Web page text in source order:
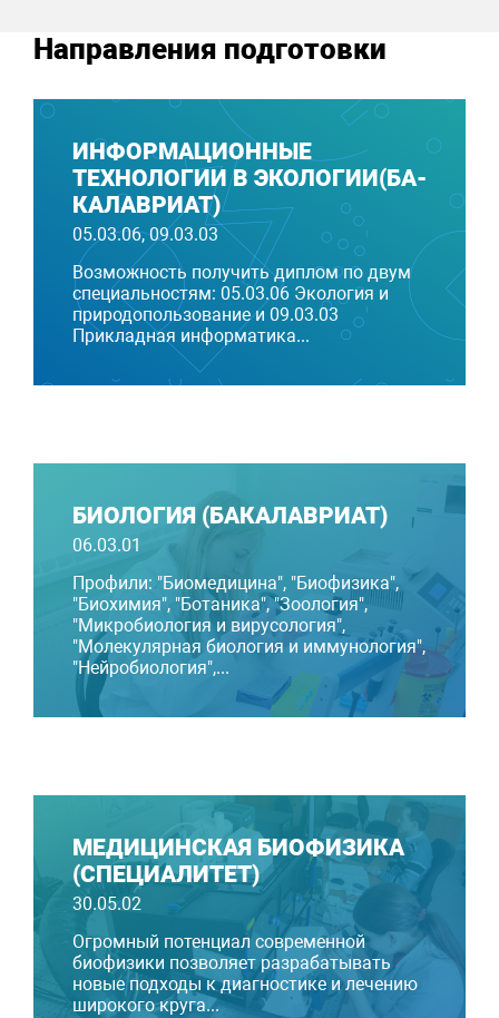
Направления подготовки
ИНФОРМАЦИОННЫЕ
ТЕХНОЛОГИИ В ЭКО­ЛОГИИ(БА­
КАЛАВ­РИ­АТ)
05.03.06, 09.03.03
Возможность получить диплом по двум
специальностям: 05.03.06 Экология и
природопользование и 09.03.03
Прикладная информатика...
БИОЛОГИЯ (БАКАЛАВРИАТ)
06.03.01
Профили: "Биомедицина", "Биофизика",
"Биохимия", "Ботаника", "Зоология",
"Микробиология и вирусология",
"Молекулярная биология и иммунология",
"Нейробиология",...
МЕДИЦИНСКАЯ БИОФИЗИКА
(СПЕЦИАЛИТЕТ)
30.05.02
Огромный потенциал современной
биофизики позволяет разрабатывать
новые подходы к диагностике и лечению
широкого круга...